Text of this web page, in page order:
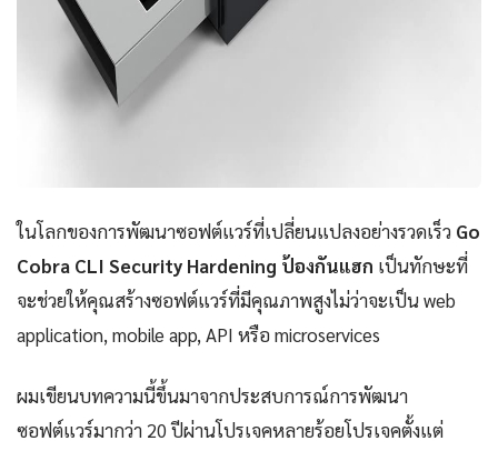
ในโลกของการพัฒนาซอฟต์แวร์ที่เปลี่ยนแปลงอย่างรวดเร็ว Go
Cobra CLI Security Hardening ป้องกันแฮก เป็นทักษะที่
จะช่วยให้คุณสร้างซอฟต์แวร์ที่มีคุณภาพสูงไม่ว่าจะเป็น web
application, mobile app, API หรือ microservices
ผมเขียนบทความนี้ขึ้นมาจากประสบการณ์การพัฒนา
ซอฟต์แวร์มากว่า 20 ปีผ่านโปรเจคหลายร้อยโปรเจคตั้งแต่